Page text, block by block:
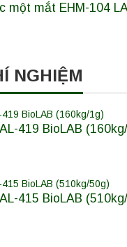
một mắt EHM-104
NGHIỆM
419 BioLAB
415 BioLAB